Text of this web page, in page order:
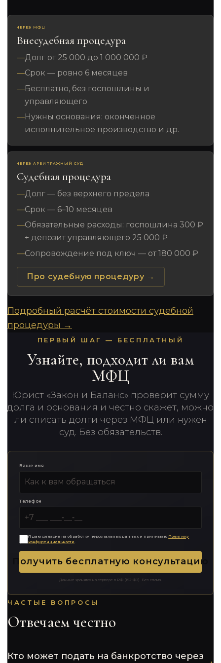
ЧЕРЕЗ МФЦ
Внесудебная процедура
Долг от 25 000 до 1 000 000 ₽
Срок — ровно 6 месяцев
Бесплатно, без госпошлины и
управляющего
Нужны основания: оконченное
исполнительное производство и др.
ЧЕРЕЗ АРБИТРАЖНЫЙ СУД
Судебная процедура
Долг — без верхнего предела
Срок — 6–10 месяцев
Обязательные расходы: госпошлина 300 ₽
+ депозит управляющего 25 000 ₽
Сопровождение под ключ — от 180 000 ₽
Про судебную процедуру →
Подробный расчёт стоимости судебной
процедуры →
ПЕРВЫЙ ШАГ — БЕСПЛАТНЫЙ
Узнайте, подходит ли вам
МФЦ
Юрист «Закон и Баланс» проверит сумму
долга и основания и честно скажет, можно
ли списать долги через МФЦ или нужен
суд. Без обязательств.
Ваше имя
Телефон
Я даю согласие на обработку персональных данных и принимаю Политику
конфиденциальности
Получить бесплатную консультацию
Данные хранятся на сервере в РФ (152-ФЗ). Без спама.
ЧАСТЫЕ ВОПРОСЫ
Отвечаем честно
Кто может подать на банкротство через